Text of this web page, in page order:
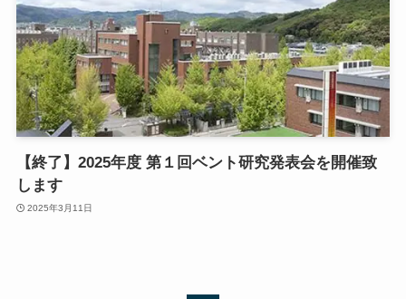
【終了】2025年度 第１回ベント研究発表会を開催致
します
2025年3月11日